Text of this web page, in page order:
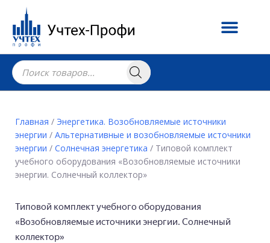
Главная / Энергетика. Возобновляемые источники
энергии / Альтернативные и возобновляемые источники
энергии / Солнечная энергетика / Типовой комплект
учебного оборудования «Возобновляемые источники
энергии. Солнечный коллектор»
Типовой комплект учебного оборудования
«Возобновляемые источники энергии. Солнечный
коллектор»